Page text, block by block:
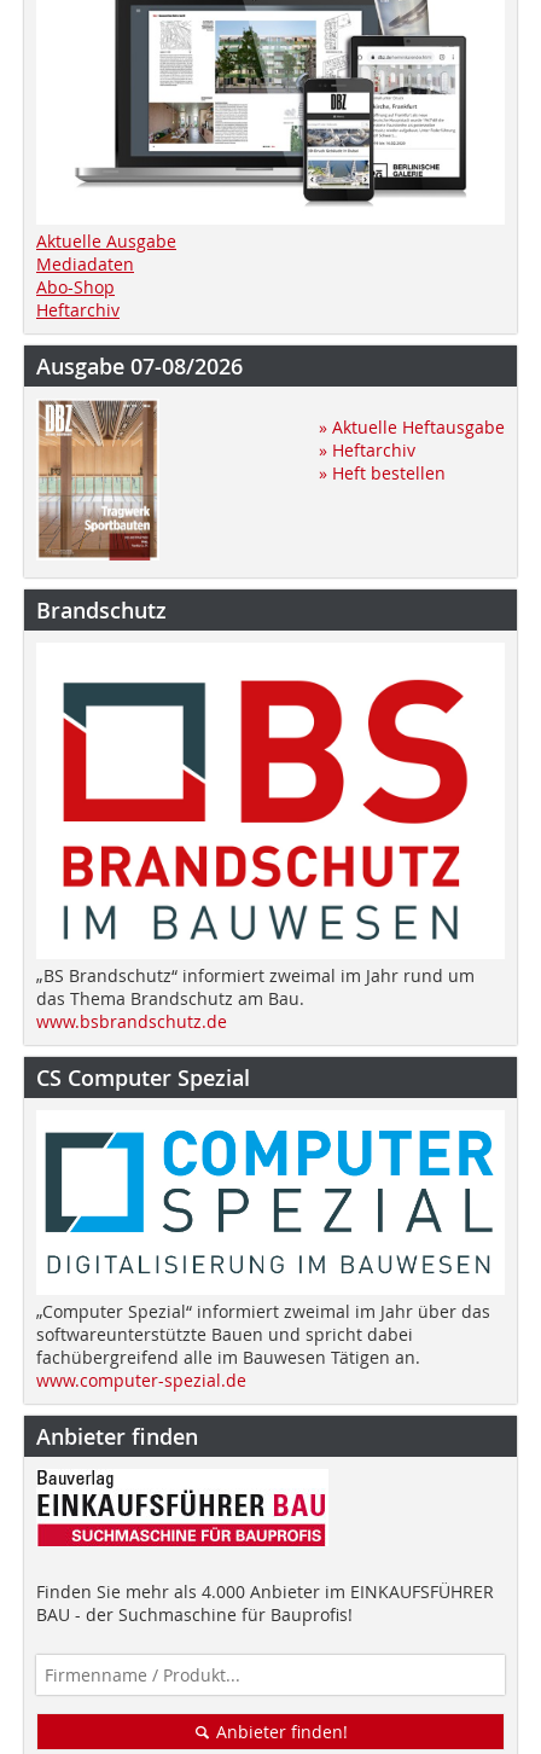
Aktuelle Ausgabe
Mediadaten
Abo-Shop
Heftarchiv
Ausgabe 07-08/2026
» Aktuelle Heftausgabe
» Heftarchiv
» Heft bestellen
Brandschutz
„BS Brandschutz“ informiert zweimal im Jahr rund um
das Thema Brandschutz am Bau.
www.bsbrandschutz.de
CS Computer Spezial
„Computer Spezial“ informiert zweimal im Jahr über das
softwareunterstützte Bauen und spricht dabei
fachübergreifend alle im Bauwesen Tätigen an.
www.computer-spezial.de
Anbieter finden
Finden Sie mehr als 4.000 Anbieter im EINKAUFSFÜHRER
BAU - der Suchmaschine für Bauprofis!
Anbieter finden!